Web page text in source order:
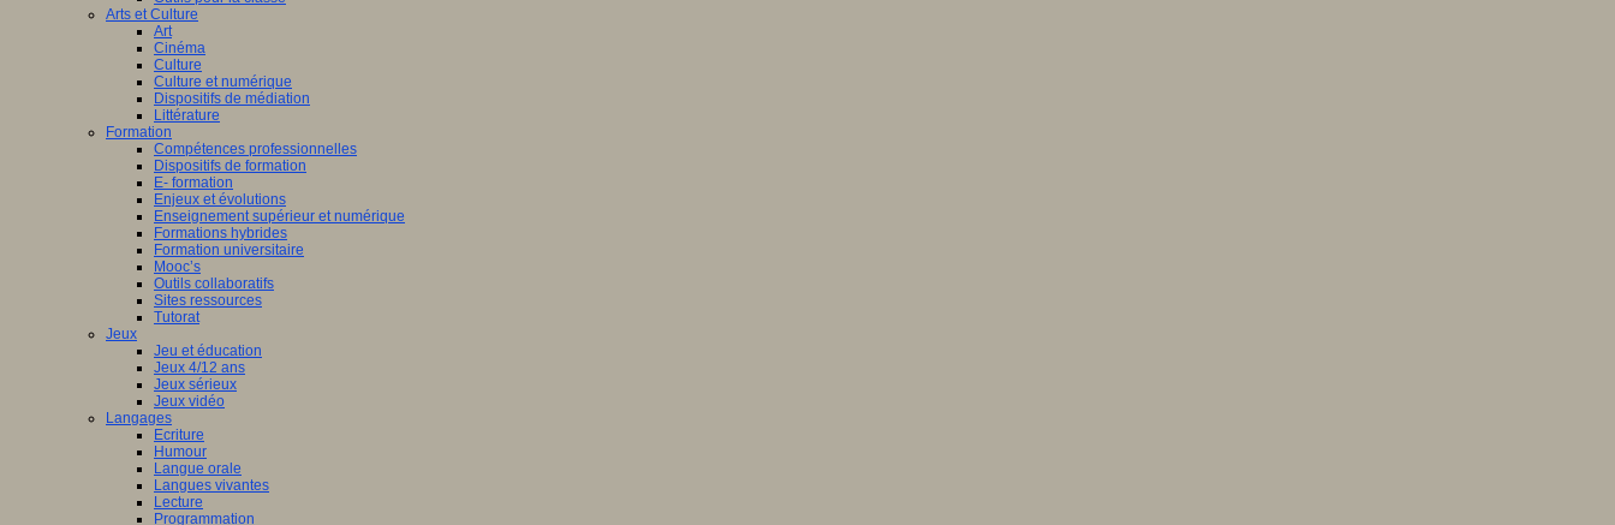
Arts et Culture
Art
Cinéma
Culture
Culture et numérique
Dispositifs de médiation
Littérature
Formation
Compétences professionnelles
Dispositifs de formation
E- formation
Enjeux et évolutions
Enseignement supérieur et numérique
Formations hybrides
Formation universitaire
Mooc’s
Outils collaboratifs
Sites ressources
Tutorat
Jeux
Jeu et éducation
Jeux 4/12 ans
Jeux sérieux
Jeux vidéo
Langages
Ecriture
Humour
Langue orale
Langues vivantes
Lecture
Programmation